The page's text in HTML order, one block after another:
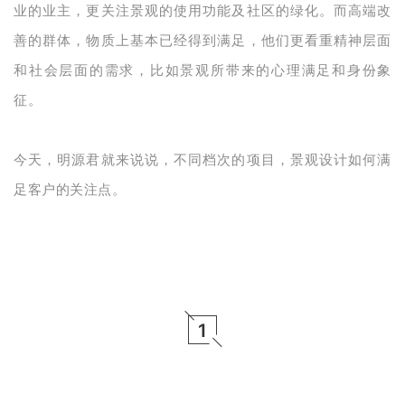
企业招聘
企业会员
关于我们
业的业主，更关注景观的使用功能及社区的绿化。而高端改
善的群体，物质上基本已经得到满足，他们更看重精神层面
和社会层面的需求，比如景观所带来的心理满足和身份象
征。
今天，明源君就来说说，不同档次的项目，景观设计如何满
足客户的关注点。
1